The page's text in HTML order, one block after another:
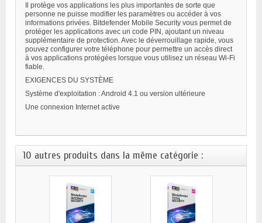
Il protège vos applications les plus importantes de sorte que
personne ne puisse modifier les paramètres ou accéder à vos
informations privées. Bitdefender Mobile Security vous permet de
protéger les applications avec un code PIN, ajoutant un niveau
supplémentaire de protection. Avec le déverrouillage rapide, vous
pouvez configurer votre téléphone pour permettre un accès direct
à vos applications protégées lorsque vous utilisez un réseau Wi-Fi
fiable.
EXIGENCES DU SYSTÈME
Système d'exploitation : Android 4.1 ou version ultérieure
Une connexion Internet active
10 autres produits dans la même catégorie :